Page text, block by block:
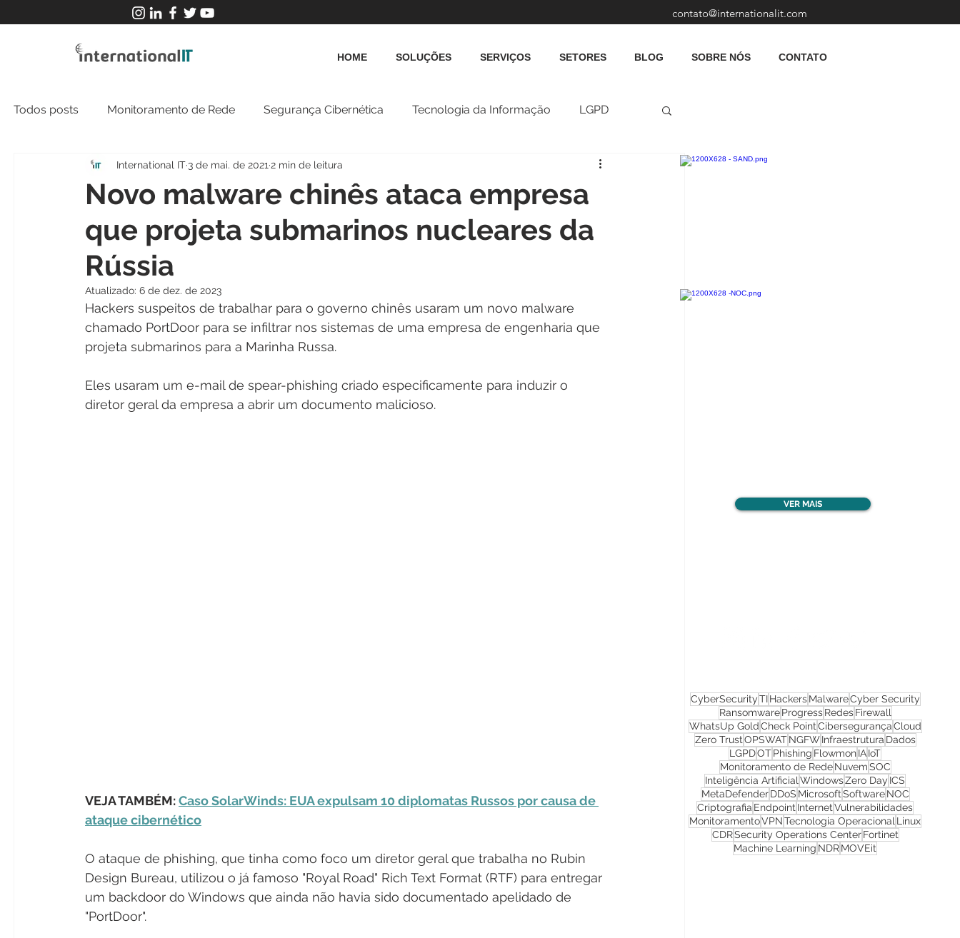
contato@internationalit.com
HOME SOLUÇÕES SERVIÇOS SETORES BLOG SOBRE NÓS CONTATO
Todos posts Monitoramento de Rede Segurança Cibernética Tecnologia da Informação LGPD
NOC Tecnologia Operacional
Novo malware chinês ataca empresa
que projeta submarinos nucleares da
Rússia
International IT 3 de mai. de 2021 2 min de leitura
Atualizado: 6 de dez. de 2023
Hackers suspeitos de trabalhar para o governo chinês usaram um novo malware
chamado PortDoor para se infiltrar nos sistemas de uma empresa de engenharia que
projeta submarinos para a Marinha Russa.
Eles usaram um e-mail de spear-phishing criado especificamente para induzir o
diretor geral da empresa a abrir um documento malicioso.
VEJA TAMBÉM: Caso SolarWinds: EUA expulsam 10 diplomatas Russos por causa de
ataque cibernético
O ataque de phishing, que tinha como foco um diretor geral que trabalha no Rubin
Design Bureau, utilizou o já famoso "Royal Road" Rich Text Format (RTF) para entregar
um backdoor do Windows que ainda não havia sido documentado apelidado de
"PortDoor".
CyberSecurityTI Hackers MalwareCyber Security
Ransomware Progress Redes Firewall
WhatsUp GoldCheck PointCibersegurançaCloud
Zero TrustOPSWAT NGFW Infraestrutura Dados
LGPDOTPhishing FlowmonIAIoT
Monitoramento de Rede NuvemSOC
Inteligência Artificial WindowsZero Day ICS
MetaDefender DDoS MicrosoftSoftware NOC
Criptografia Endpoint InternetVulnerabilidades
MonitoramentoVPNTecnologia Operacional Linux
CDRSecurity Operations Center Fortinet
Machine Learning NDRMOVEit
VER MAIS